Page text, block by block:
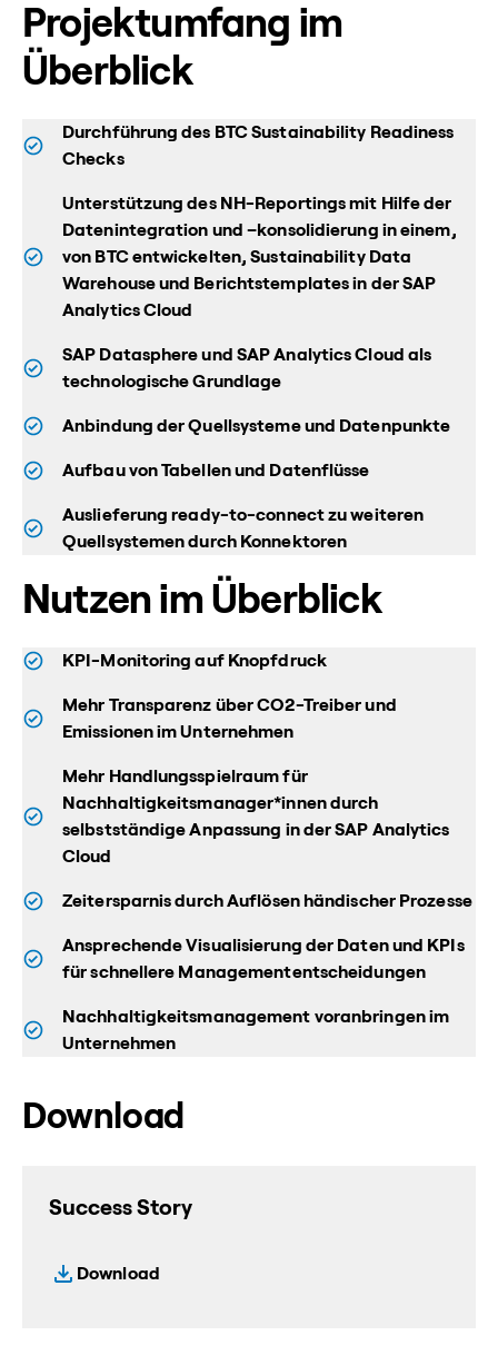
Projektumfang im
Überblick
Durchführung des BTC Sustainability Readiness
Checks
Unterstützung des NH-Reportings mit Hilfe der
Datenintegration und –konsolidierung in einem,
von BTC entwickelten, Sustainability Data
Warehouse und Berichtstemplates in der SAP
Analytics Cloud
SAP Datasphere und SAP Analytics Cloud als
technologische Grundlage
Anbindung der Quellsysteme und Datenpunkte
Aufbau von Tabellen und Datenflüsse
Auslieferung ready-to-connect zu weiteren
Quellsystemen durch Konnektoren
Nutzen im Überblick
KPI-Monitoring auf Knopfdruck
Mehr Transparenz über CO2-Treiber und
Emissionen im Unternehmen
Mehr Handlungsspielraum für
Nachhaltigkeitsmanager*innen durch
selbstständige Anpassung in der SAP Analytics
Cloud
Zeitersparnis durch Auflösen händischer Prozesse
Ansprechende Visualisierung der Daten und KPIs
für schnellere Managemententscheidungen
Nachhaltigkeitsmanagement voranbringen im
Unternehmen
Download
Success Story
Download